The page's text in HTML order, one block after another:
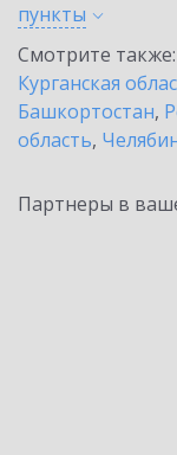
пункты
Смотрите также:
Курганская
Башкортостан,
область,
Партнеры в